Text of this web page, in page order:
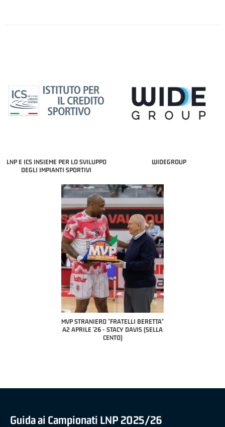
LNP E ICS INSIEME PER LO SVILUPPO
DEGLI IMPIANTI SPORTIVI
WIDEGROUP
MVP "FRATELLI BERETTA" SAMUEL
DILAS B NAZIONALE APRILE '26 -
MARCO RESTELLI (TAV TREVIGLIO
Guida ai Campionati LNP 2025/26